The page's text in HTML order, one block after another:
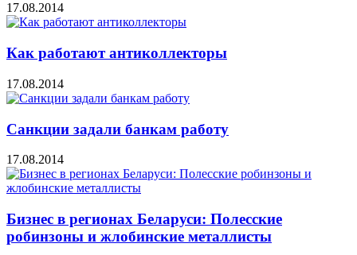
17.08.2014
Как работают антиколлекторы
17.08.2014
Санкции задали банкам работу
17.08.2014
Бизнес в регионах Беларуси: Полесские
робинзоны и жлобинские металлисты